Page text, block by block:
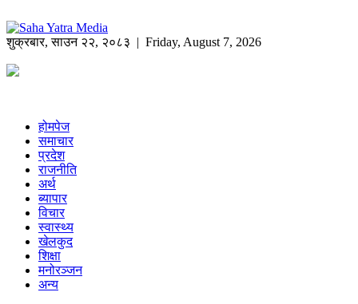
शुक्रबार,साउन २२, २०८३ | Friday, August 7, 2026
होमपेज
समाचार
प्रदेश
राजनीति
अर्थ
ब्यापार
विचार
स्वास्थ्य
खेलकुद
शिक्षा
मनोरञ्जन
अन्य